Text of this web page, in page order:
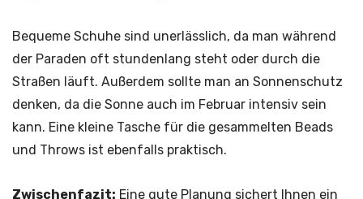
Bequeme Schuhe sind unerlässlich, da man während
der Paraden oft stundenlang steht oder durch die
Straßen läuft. Außerdem sollte man an Sonnenschutz
denken, da die Sonne auch im Februar intensiv sein
kann. Eine kleine Tasche für die gesammelten Beads
und Throws ist ebenfalls praktisch.
Zwischenfazit: Eine gute Planung sichert Ihnen ein